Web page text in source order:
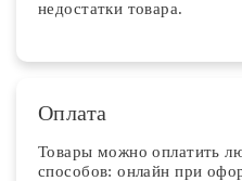
недостатки товара.
Оплата
Товары можно оплатить
способов: онлайн при